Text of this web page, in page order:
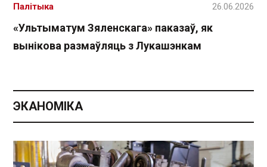
«Ультыматум Зяленскага» паказаў, як
вынікова размаўляць з Лукашэнкам
Палітыка 26.06.2026
ЭКАНОМІКА